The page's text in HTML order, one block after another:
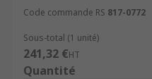
Code commande RS 817-0772
Sous-total (1 unité)
241,32 €HT
Quantité